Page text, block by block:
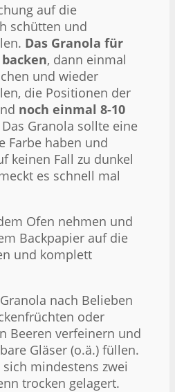
auf die
schütten und
Das Granola für
, dann einmal
und wieder
die Positionen der
noch einmal 8-10
Das Granola sollte eine
Farbe haben und
keinen Fall zu dunkel
es schnell mal
Ofen nehmen und
Backpapier auf die
und komplett
nach Belieben
oder
Beeren verfeinern und
Gläser (o.ä.) füllen.
mindestens zwei
trocken gelagert.